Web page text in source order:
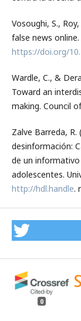
Vosoughi, S.,
false news
https://doi.org/
Wardle, C., &
Toward an
making. Council
Zalve Barreda,
desinformación:
de un
adolescentes.
http://hdl.handle.
0